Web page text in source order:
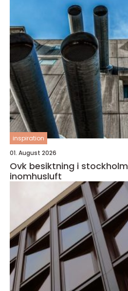
inspiration
01. August 2026
Ovk besiktning i stockholm trygg och frisk
inomhusluft